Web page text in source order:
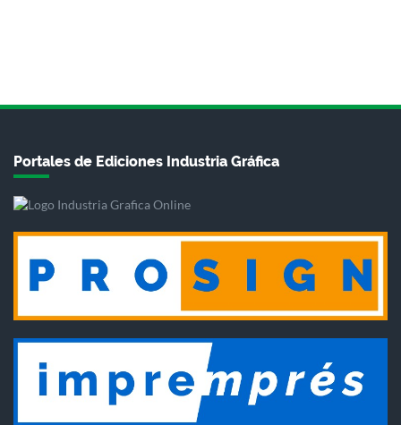
Portales de Ediciones Industria Gráfica